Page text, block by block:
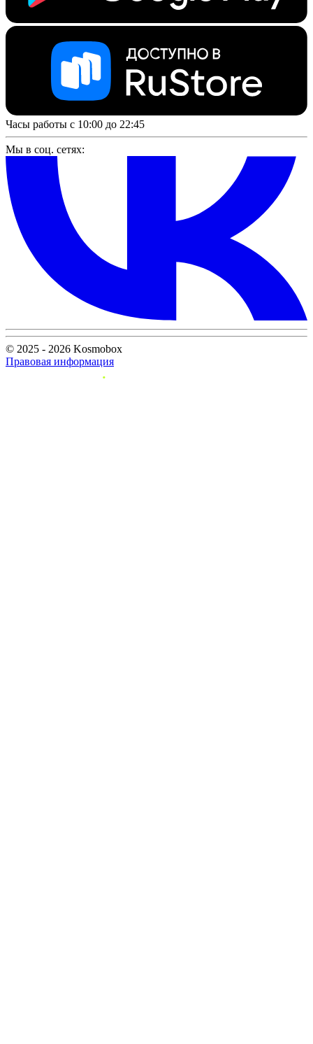
Часы работы с 10:00 до 22:45
Мы в соц. сетях:
© 2025 - 2026 Kosmobox
Правовая информация